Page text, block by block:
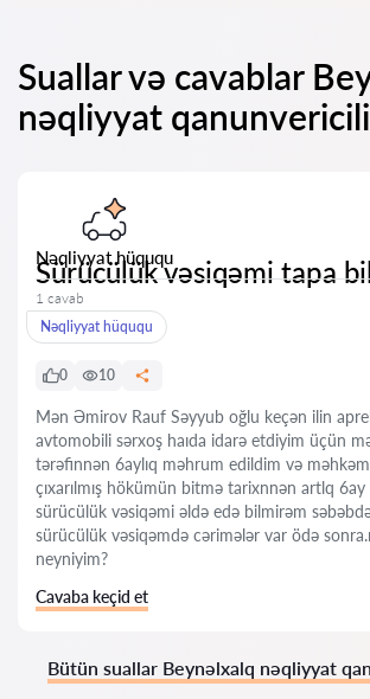
Suallar və cavablar
nəqliyyat
Nəqliyyat hüququ
Sürücülük vəsiqəmi tapa
1 cavab
Nəqliyyat hüququ
0 10
Mən Əmirov Rauf Səyyub oğlu keçən ilin
avtomobili sərxoş haıda idarə etdiyim üçün
tərəfinnən 6aylıq məhrum edildim və
çıxarılmış hökümün bitmə tarixnnən artlq
sürücülük vəsiqəmi əldə edə bilmirəm
sürücülük vəsiqəmdə cərimələr var ödə
neyniyim?
Cavaba keçid et
Bütün suallar Beynəlxalq nəqliyyat